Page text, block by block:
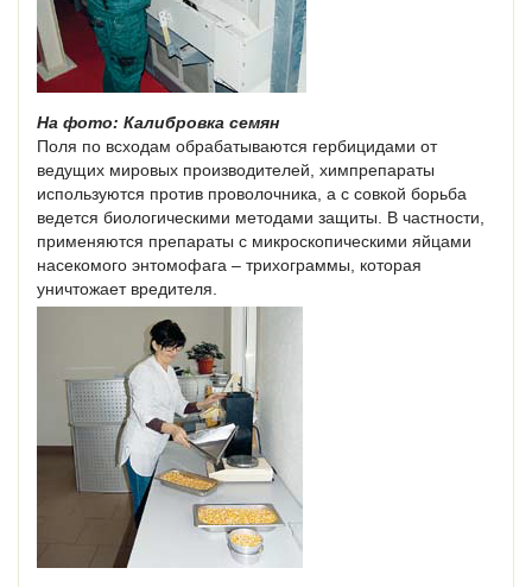
На фото: Калибровка семян
Поля по всходам обрабатываются гербицидами от
ведущих мировых производителей, химпрепараты
используются против проволочника, а с совкой борьба
ведется биологическими методами защиты. В частности,
применяются препараты с микроскопическими яйцами
насекомого энтомофага – трихограммы, которая
уничтожает вредителя.